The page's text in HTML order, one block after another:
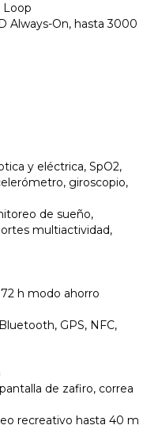
Loop
Always-On, hasta 3000
y eléctrica, SpO2,
giroscopio,
de sueño,
multiactividad,
h modo ahorro
GPS, NFC,
de zafiro, correa
recreativo hasta 40 m